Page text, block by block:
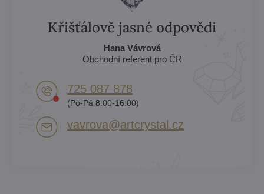
Křišťálově jasné odpovědi
Hana Vávrová
Obchodní referent pro ČR
725 087 878​
(Po-Pá 8:00-16:00)
vavrova​@artcrystal​.cz